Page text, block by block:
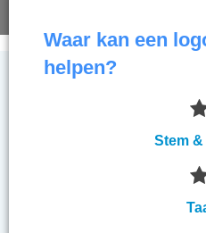
Waar kan een
helpen?
Stem